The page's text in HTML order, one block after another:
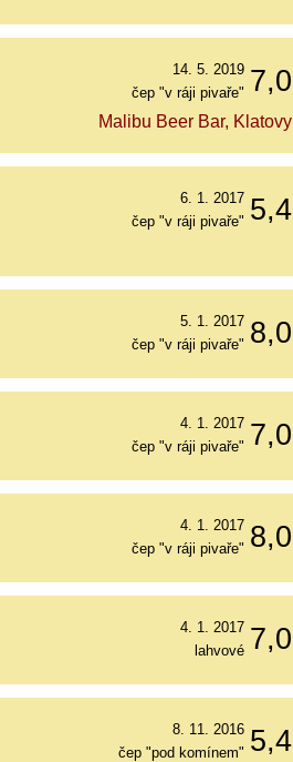
7,0
14. 5. 2019
čep "v ráji pivaře"
Malibu Beer Bar, Klatovy
5,4
6. 1. 2017
čep "v ráji pivaře"
8,0
5. 1. 2017
čep "v ráji pivaře"
7,0
4. 1. 2017
čep "v ráji pivaře"
8,0
4. 1. 2017
čep "v ráji pivaře"
7,0
4. 1. 2017
lahvové
5,4
8. 11. 2016
čep "pod komínem"